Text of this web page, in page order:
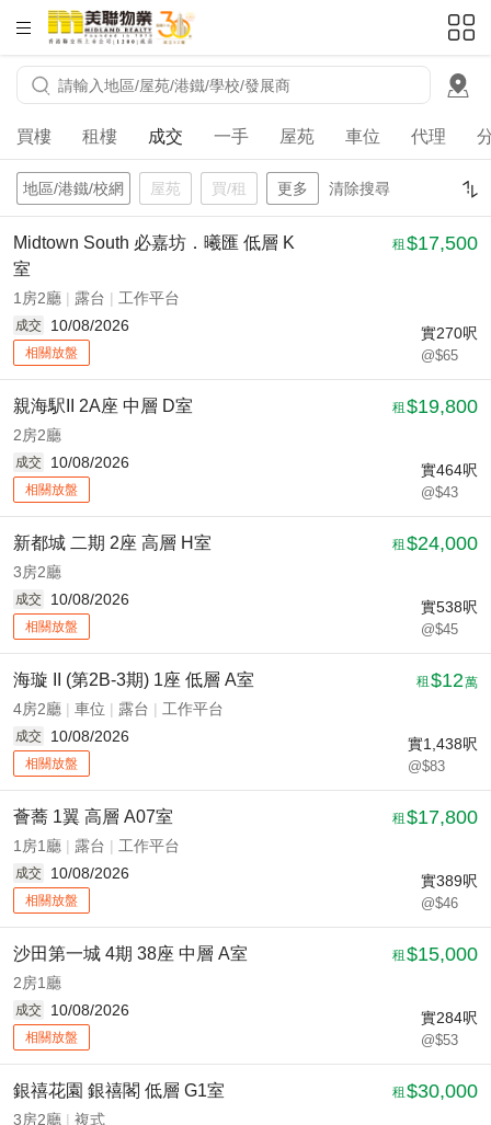
HKD ft²
買樓 租樓 成交 一手 屋苑 車位 代理
地區/港鐵/校網 屋苑 買/租 更多 清除搜尋
Midtown South 必嘉坊．曦匯 低層 K
室
1房2廳 | 露台 | 工作平台
租 $17,500
成交 10/08/2026
相關放盤
實270呎
@$65
親海駅II 2A座 中層 D室
2房2廳
租 $19,800
成交 10/08/2026
相關放盤
實464呎
@$43
新都城 二期 2座 高層 H室
3房2廳
租 $24,000
成交 10/08/2026
相關放盤
實538呎
@$45
海璇 II (第2B-3期) 1座 低層 A室
4房2廳 | 車位 | 露台 | 工作平台
租 $12萬
成交 10/08/2026
相關放盤
實1,438呎
@$83
薈蕎 1翼 高層 A07室
1房1廳 | 露台 | 工作平台
租 $17,800
成交 10/08/2026
相關放盤
實389呎
@$46
沙田第一城 4期 38座 中層 A室
2房1廳
租 $15,000
成交 10/08/2026
相關放盤
實284呎
@$53
銀禧花園 銀禧閣 低層 G1室
3房2廳 | 複式
租 $30,000